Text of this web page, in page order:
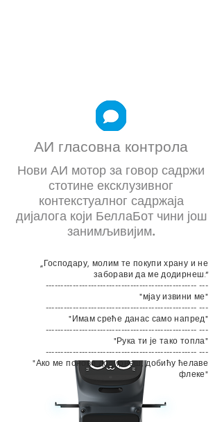
АИ гласовна контрола
Нови АИ мотор за говор садржи
стотине ексклузивног
контекстуалног садржаја
дијалога који БеллаБот чини још
занимљивијим.
„Господару, молим те покупи храну и не
заборави да ме додирнеш.“
-------------------------------------------------- ---
"мјау извини ме"
-------------------------------------------------- ---
"Имам среће данас само напред"
-------------------------------------------------- ---
"Рука ти је тако топла"
-------------------------------------------------- ---
"Ако ме поново додирнеш, добићу ћелаве
флеке"